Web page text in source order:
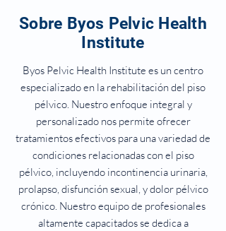
Sobre Byos Pelvic Health
Institute
Byos Pelvic Health Institute es un centro
especializado en la rehabilitación del piso
pélvico. Nuestro enfoque integral y
personalizado nos permite ofrecer
tratamientos efectivos para una variedad de
condiciones relacionadas con el piso
pélvico, incluyendo incontinencia urinaria,
prolapso, disfunción sexual, y dolor pélvico
crónico. Nuestro equipo de profesionales
altamente capacitados se dedica a